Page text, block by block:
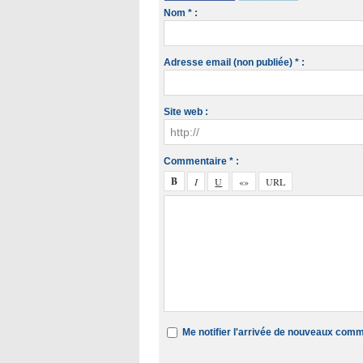
Nom * :
Adresse email (non publiée) * :
Site web :
Commentaire * :
Me notifier l'arrivée de nouveaux